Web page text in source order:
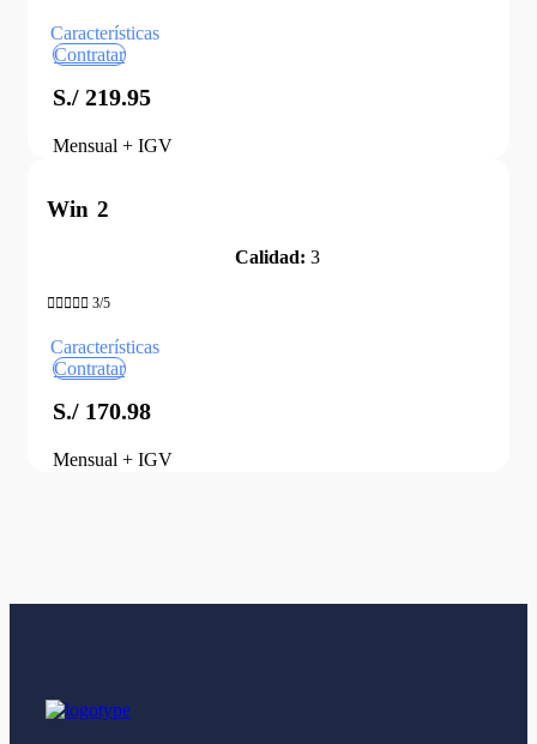
Características
Contratar
S./ 219.95
Mensual + IGV
Win 2
Calidad: 3
 3/5
Características
Contratar
S./ 170.98
Mensual + IGV